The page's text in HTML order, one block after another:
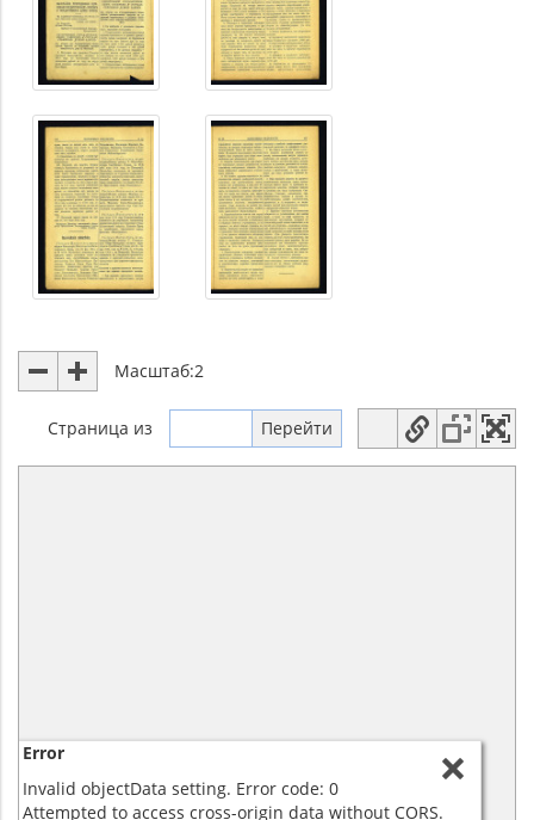
Масштаб:2
Страница из
Error
Invalid objectData setting. Error code: 0
Attempted to access cross-origin data without CORS.